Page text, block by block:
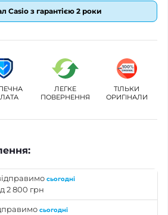
Casio з гарантією 2 роки
ЛЕГКЕ
ПОВЕРНЕННЯ
ТІЛЬКИ
ОРИГІНАЛИ
сьогодні
2 800 грн
сьогодні